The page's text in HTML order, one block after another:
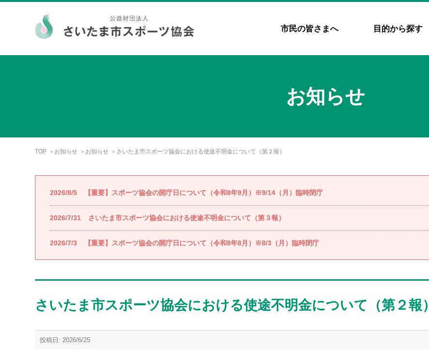
市民の皆さまへ 目的から探す
お知らせ
TOP > お知らせ > お知らせ > さいたま市スポーツ協会における使途不明金について（第２報）
2026/8/5 【重要】スポーツ協会の開庁日について（令和8年9月）※9/14（月）臨時閉庁
2026/7/31 さいたま市スポーツ協会における使途不明金について（第３報）
2026/7/3 【重要】スポーツ協会の開庁日について（令和8年8月）※8/3（月）臨時閉庁
さいたま市スポーツ協会における使途不明金について（第２報）
投稿日: 2026/6/25